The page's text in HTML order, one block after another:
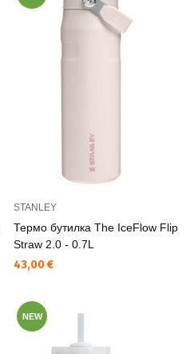
STANLEY
Термо бутилка The IceFlow Flip
Straw 2.0 - 0.7L
Текуща цена:
43,00 €
NEW